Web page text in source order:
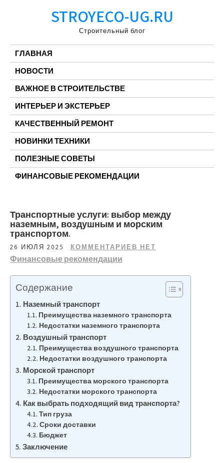
STROYECO-UG.RU
Строительный блог
ГЛАВНАЯ
НОВОСТИ
ВАЖНОЕ В СТРОИТЕЛЬСТВЕ
ИНТЕРЬЕР И ЭКСТЕРЬЕР
КАЧЕСТВЕННЫЙ РЕМОНТ
НОВИНКИ ТЕХНИКИ
ПОЛЕЗНЫЕ СОВЕТЫ
ФИНАНСОВЫЕ РЕКОМЕНДАЦИИ
Транспортные услуги: выбор между
наземным, воздушным и морским
транспортом.
26 ИЮЛЯ 2025 КОММЕНТАРИЕВ НЕТ
Финансовые рекомендации
Содержание
Наземный транспорт
Преимущества наземного транспорта
Недостатки наземного транспорта
Воздушный транспорт
Преимущества воздушного транспорта
Недостатки воздушного транспорта
Морской транспорт
Преимущества морского транспорта
Недостатки морского транспорта
Как выбрать подходящий вид транспорта?
Тип груза
Сроки доставки
Бюджет
Заключение